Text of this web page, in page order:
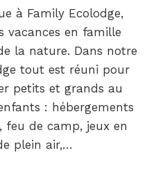
à Family Ecolodge,
vacances en famille
la nature. Dans notre
tout est réuni pour
petits et grands au
: hébergements
feu de camp, jeux en
plein air,…